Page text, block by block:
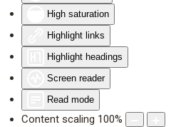
High saturation
Highlight links
Highlight headings
Screen reader
Read mode
Content scaling 100%